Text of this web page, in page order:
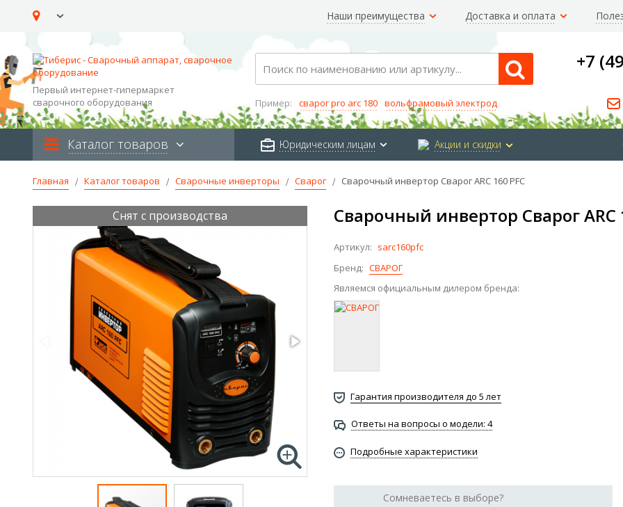
Наши преимущества Доставка и оплата
Первый интернет-гипермаркет
сварочного оборудования
Search
Пример: сварог pro arc 180 вольфрамовый электрод
+7
Каталог товаров Юридическим лицам Акции и скидки
Главная Каталог товаров Сварочные инверторы Сварог Сварочный инвертор Сварог ARC 160 PFC
Сварочный инвертор Сварог ARC
Артикул: sarc160pfc
Бренд: СВАРОГ
Являемся официальным дилером бренда:
Гарантия производителя до 5 лет
Ответы на вопросы о модели: 4
Подробные характеристики
Сомневаетесь в выборе?
Снят с производства